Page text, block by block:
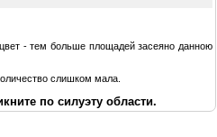
- тем больше площадей засеяно данною
слишком мала.
по силуэту области.